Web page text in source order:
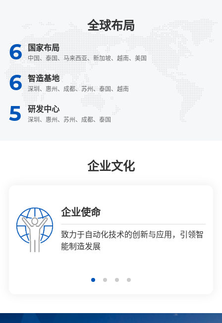
全球布局
6 国家布局
中国、泰国、马来西亚、新加坡、越南、美国
6 智造基地
深圳、惠州、成都、苏州、泰国、越南
5 研发中心
深圳、惠州、苏州、成都、泰国
企业文化
宣传语
科瑞技术，成就智造典范
企业使命
致力于自动化技术的创新与应用，引领智
能制造发展
企业愿景
让制造更简单，让工作更美好
核心价值观
厚德精技 惟实励新
相知相友 任责力行
宣传语
科瑞技术，成就智造典范
企业使命
致力于自动化技术的创新与应用，引领智
能制造发展